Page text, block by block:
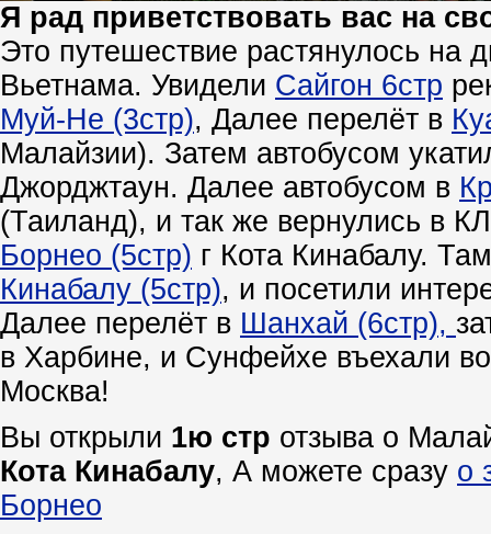
Я рад приветствовать вас на
Это путешествие растянулось на
Вьетнама. Увидели Сайгон 6стр
Муй-Не (3стр), Далее перелёт в
Малайзии). Затем автобусом
Джорджтаун. Далее автобусом в
(Таиланд), и так же вернулись в
Борнео (5стр) г Кота Кинабалу.
Кинабалу (5стр), и посетили
Далее перелёт в Шанхай (6стр),
в Харбине, и Сунфейхе въехали
Москва!
Вы открыли 1ю стр отзыва о
Кота Кинабалу, А можете сразу о
Борнео